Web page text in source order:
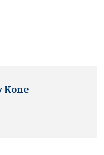
Kone